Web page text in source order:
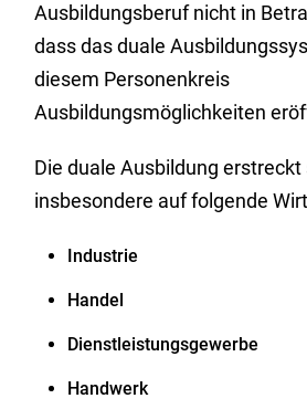
Ausbildungsberuf nicht in
dass das duale
diesem Personenkreis
Ausbildungsmöglichkeiten
Die duale Ausbildung erstreckt
insbesondere auf folgende
Industrie
Handel
Dienstleistungsgewerbe
Handwerk